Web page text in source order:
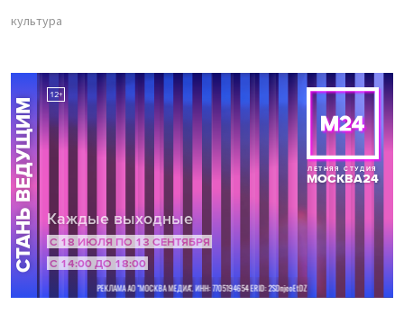
культура